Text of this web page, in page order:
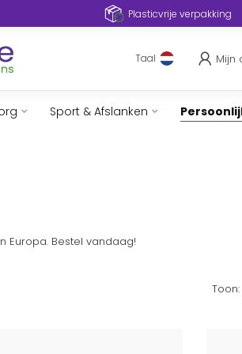
Plasticvrije verpakking
Taal Mijn
Sport & Afslanken
Europa. Bestel vandaag!
Toon: